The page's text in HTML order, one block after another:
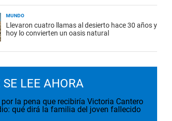
MUNDO
Llevaron cuatro llamas al desierto hace 30 años y
hoy lo convierten un oasis natural
SE LEE AHORA